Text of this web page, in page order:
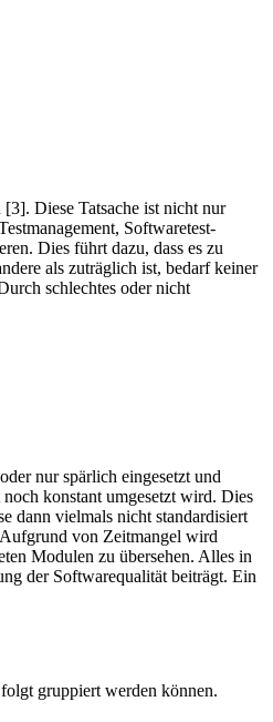
Diese Tatsache ist nicht nur
Softwaretest-
Dies führt dazu, dass es zu
als zuträglich ist, bedarf keiner
schlechtes oder nicht
nur spärlich eingesetzt und
konstant umgesetzt wird. Dies
dann vielmals nicht standardisiert
von Zeitmangel wird
Modulen zu übersehen. Alles in
der Softwarequalität beiträgt. Ein
gruppiert werden können.